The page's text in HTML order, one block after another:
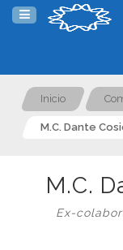
Inicio
M.C. Dante
M.C.
Ex-